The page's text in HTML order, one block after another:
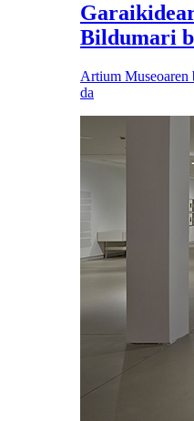
Bildumari
Artium Museoaren
da